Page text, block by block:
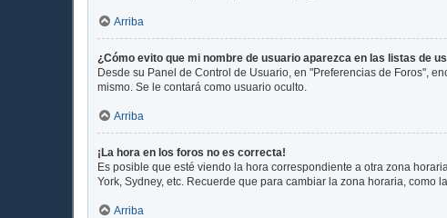
Arriba
¿Cómo evito que mi nombre de usuario aparezca en las listas de
Desde su Panel de Control de Usuario, en "Preferencias de Foros",
mismo. Se le contará como usuario oculto.
Arriba
¡La hora en los foros no es correcta!
Es posible que esté viendo la hora correspondiente a otra zona
York, Sydney, etc. Recuerde que para cambiar la zona horaria, como
Arriba